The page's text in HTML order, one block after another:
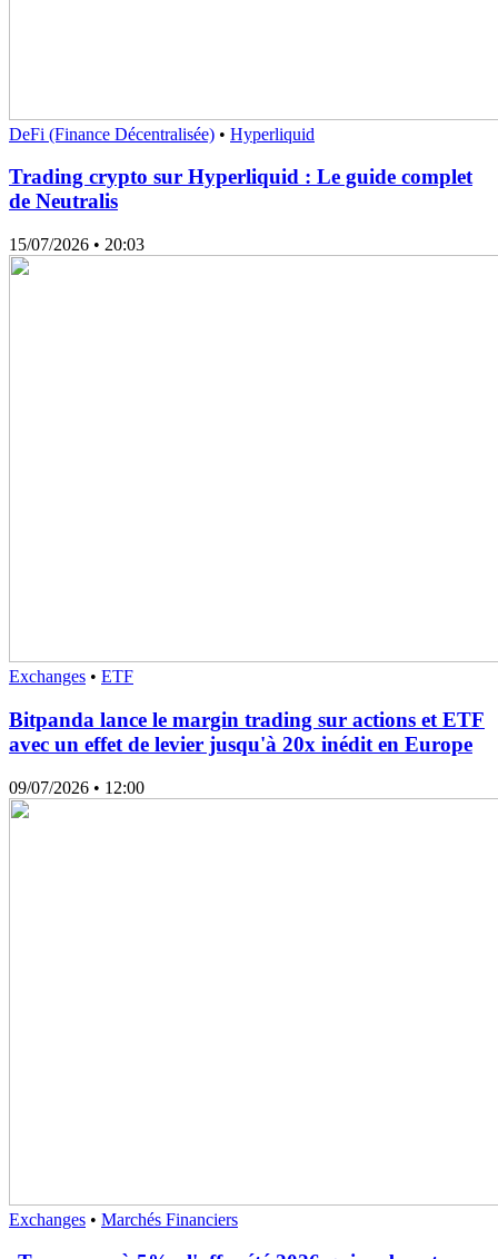
DeFi (Finance Décentralisée) • Hyperliquid
Trading crypto sur Hyperliquid : Le guide complet
de Neutralis
15/07/2026 • 20:03
Exchanges • ETF
Bitpanda lance le margin trading sur actions et ETF
avec un effet de levier jusqu'à 20x inédit en Europe
09/07/2026 • 12:00
Exchanges • Marchés Financiers